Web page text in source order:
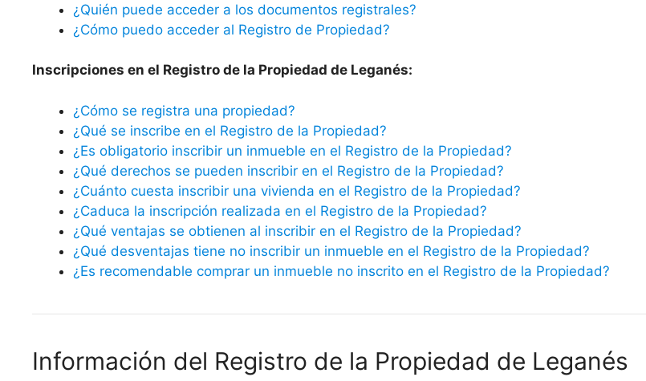
¿Quién puede acceder a los documentos registrales?
¿Cómo puedo acceder al Registro de Propiedad?
Inscripciones en el Registro de la Propiedad de Leganés:
¿Cómo se registra una propiedad?
¿Qué se inscribe en el Registro de la Propiedad?
¿Es obligatorio inscribir un inmueble en el Registro de la Propiedad?
¿Qué derechos se pueden inscribir en el Registro de la Propiedad?
¿Cuánto cuesta inscribir una vivienda en el Registro de la Propiedad?
¿Caduca la inscripción realizada en el Registro de la Propiedad?
¿Qué ventajas se obtienen al inscribir en el Registro de la Propiedad?
¿Qué desventajas tiene no inscribir un inmueble en el Registro de la Propiedad?
¿Es recomendable comprar un inmueble no inscrito en el Registro de la Propiedad?
Información del Registro de la Propiedad de Leganés